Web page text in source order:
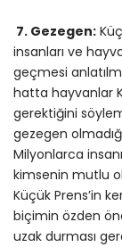
7. Gezegen:
insanları ve
geçmesi
hatta hayvanlar
gerektiğini
gezegen
Milyonlarca
kimsenin mutlu
Küçük Prens’in
biçimin özden
uzak durması